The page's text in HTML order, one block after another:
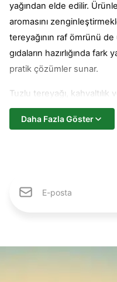
yağından elde edilir.
aromasını
tereyağının raf ömrünü de
gıdaların hazırlığında
pratik çözümler sunar.
Tuzlu tereyağı,
şekillerde tüketime
eşsiz bir tatla buluşturur.
Daha Fazla Göster